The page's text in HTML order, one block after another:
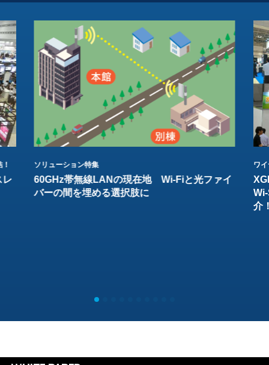
レ
ソリューション特集
60GHz帯無線LANの現在地 Wi-Fiと光ファイ
バーの間を埋める選択肢に
ワ
介